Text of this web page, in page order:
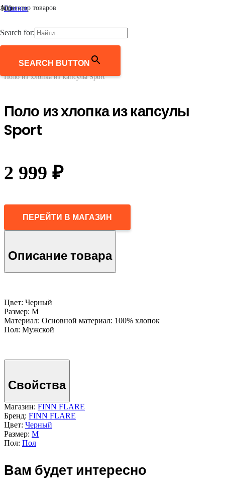
Агрегатор товаров
Search for:
SEARCH BUTTON
Главная
/
Поло
Поло из хлопка из капсулы Sport
Поло из хлопка из капсулы
Sport
2 999 ₽
ПЕРЕЙТИ В МАГАЗИН
Описание товара
Цвет: Черный
Размер: M
Материал: Основной материал: 100% хлопок
Пол: Мужской
Свойства
Магазин: FINN FLARE
Бренд: FINN FLARE
Цвет: Черный
Размер: M
Пол: Пол
Вам будет интересно